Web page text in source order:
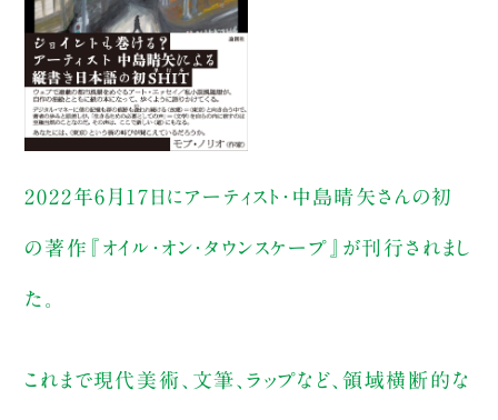
2022年6月17日にアーティスト・中島晴矢さんの初
の著作『オイル・オン・タウンスケープ』が刊行されまし
た。
これまで現代美術、文筆、ラップなど、領域横断的な